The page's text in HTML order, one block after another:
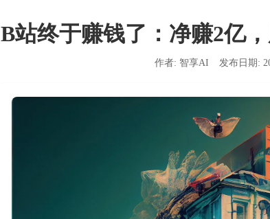
B站终于赚钱了：净赚2亿
作者: 智享AI 发布日期: